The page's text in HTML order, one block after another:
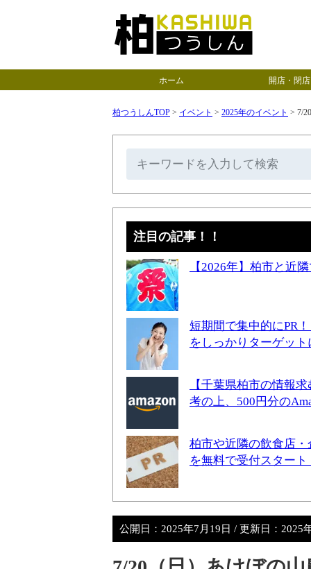
ホーム 開店・閉店
柏つうしんTOP > イベント > 2025年のイベント > 7/
注目の記事！！
【2026年】柏市と近
短期間で集中的にPR
をしっかりターゲッ
【千葉県柏市の情報
考の上、500円分の
柏市や近隣の飲食店
を無料で受付スタート
公開日： 2025年7月19日 / 更新日： 2025